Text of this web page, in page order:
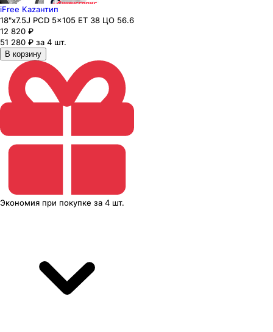
iFree Каzaнтип
18"x7.5J PCD 5x105 ЕТ 38 ЦО 56.6
12 820 ₽
51 280 ₽ за 4 шт.
В корзину
Экономия при покупке за 4 шт.